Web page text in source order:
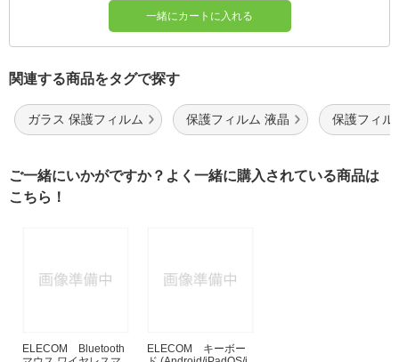
一緒にカートに入れる
関連する商品をタグで探す
ガラス 保護フィルム 保護フィルム 液晶 保護フィル
ご一緒にいかがですか？よく一緒に購入されている商品は
こちら！
ELECOM Bluetooth
ELECOM キーボー